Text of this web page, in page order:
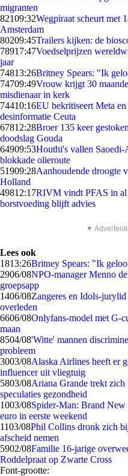
migranten
82109:32Wegpiraat scheurt met
Amsterdam
80209:45Trailers kijken: de
78917:47Voedselprijzen
jaar
74813:26Britney Spears: "Ik
74709:49Vrouw krijgt 30
misdienaar in kerk
74410:16EU bekritiseert Meta
desinformatie Ceuta
67812:28Broer 135 keer
doodslag Gouda
64909:53Houthi's vallen Saoedi-
blokkade olieroute
51909:28Aanhoudende droogte
Holland
49812:17RIVM vindt PFAS in al
borstvoeding blijft advies
▼
Lees ook
1813:26Britney Spears: "Ik
2906/08NPO-manager Menno
groepsapp
1406/08Zangeres en Idols-
overleden
6606/08Onlyfans-model met G-
maan
8504/08'Witte' mannen
probleem
3003/08Alaska Airlines heeft er
influencer uit vliegtuig
5803/08Ariana Grande trekt zich
speculaties gezondheid
1003/08Spider-Man: Brand
euro in eerste weekend
1103/08Phil Collins dronk zich
afscheid nemen
5902/08Familie 16-jarige
Roddelpraat op Zwarte Cross
Font-grootte: